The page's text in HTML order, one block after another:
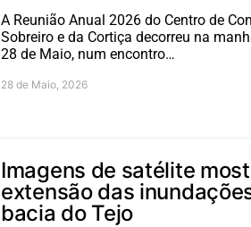
A Reunião Anual 2026 do Centro de
Sobreiro e da Cortiça decorreu na
28 de Maio, num encontro…
28 de Maio, 2026
Imagens de satélite
extensão das
bacia do Tejo